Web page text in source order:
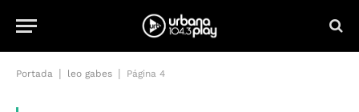
Portada leo gabes Página 4